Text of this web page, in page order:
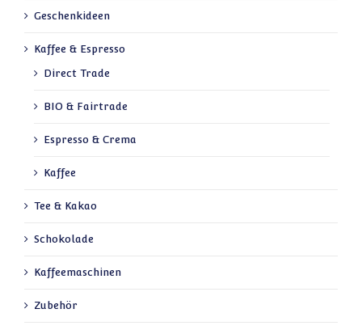
Geschenkideen
Kaffee & Espresso
Direct Trade
BIO & Fairtrade
Espresso & Crema
Kaffee
Tee & Kakao
Schokolade
Kaffeemaschinen
Zubehör